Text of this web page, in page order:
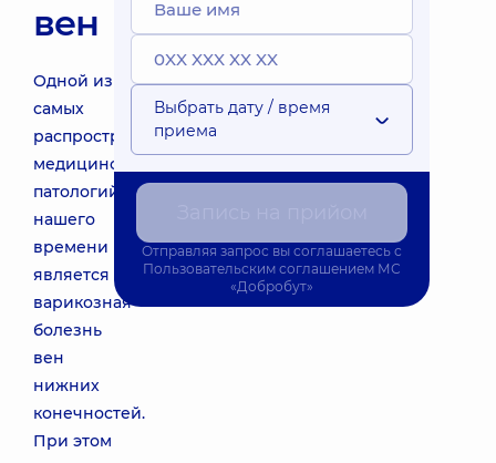
вен
Одной из
самых
распространенных
медицинских
патологий
нашего
времени
является
варикозная
болезнь
вен
нижних
конечностей.
При этом
Выбрать дату / время
приема
Отправляя запрос вы соглашаетесь с
Пользовательским соглашением МС
«Добробут»